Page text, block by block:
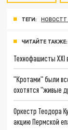
ТЕГИ: НОВОСТТ
ЧИТАЙТЕ ТАКЖЕ:
Технофашисты XXI
"Кротами" были
охотятся "живые
Оркестр Теодора
акцию Пермской